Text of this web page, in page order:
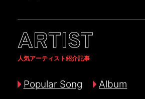
ARTIST
人気アーティスト紹介記事
Popular Song Album